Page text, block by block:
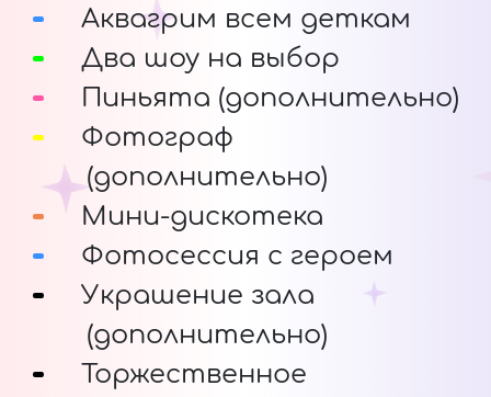
Аквагрим всем деткам
Два шоу на выбор
Пиньята (дополнительно)
Фотограф
(дополнительно)
Мини-дискотека
Фотосессия с героем
Украшение зала
(дополнительно)
Торжественное